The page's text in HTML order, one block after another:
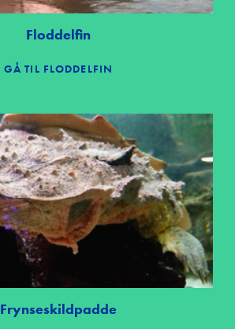
Floddelfin
GÅ TIL FLODDELFIN
Frynseskildpadde